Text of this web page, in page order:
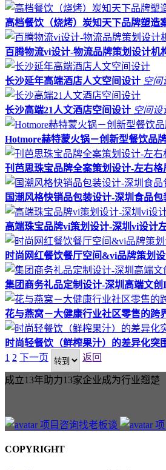
高档餐饮（烧烤）炭知天下品牌塑造
百腾物流vi设计-物流品牌策划设计机
长沙延年高端酒店人文空间设计 空间
长沙高端21人文酒店空间设计 空间设
Hotmore赫特蒙火锅－创新型餐饮品
刊芭思珠宝品牌全案策划设计-左右格
国潮风格快销品包装设计-深圳食品
高端珠宝品牌vi策划设计-深圳vi设计
时尚网红餐饮餐厅空间&vi品牌策划
集团商务礼品定制设计-深圳高端文
花与燕窝－大健康行业社区零售的跨
时尚轻餐饮（鲜榨果汁）的差异化突
1 2 下一页 返回
成立13年助力13家企业成为行业翘楚
COPYRIGHT